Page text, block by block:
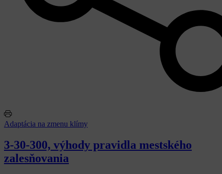
Adaptácia na zmenu klímy
3-30-300, výhody pravidla mestského
zalesňovania